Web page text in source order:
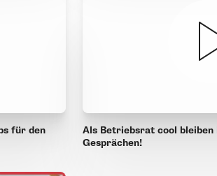
für den
Als Betriebsrat cool bleiben
Gesprächen!